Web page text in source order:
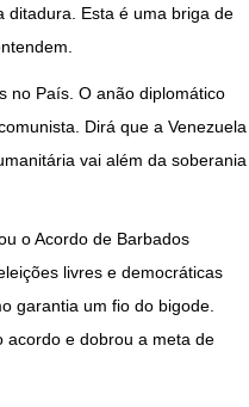
ditadura. Esta é uma briga de
no País. O anão diplomático
Dirá que a Venezuela
vai além da soberania
o Acordo de Barbados
livres e democráticas
garantia um fio do bigode.
acordo e dobrou a meta de